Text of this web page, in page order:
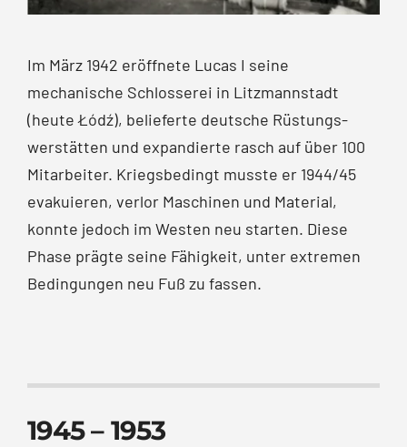
Im März 1942 eröffnete Lucas I seine
mechanische Schlosserei in Litzmannstadt
(heute Łódź), belieferte deutsche Rüstungs­
werstätten und expandierte rasch auf über 100
Mitarbeiter. Kriegsbedingt musste er 1944/45
evakuieren, verlor Maschinen und Material,
konnte jedoch im Westen neu starten. Diese
Phase prägte seine Fähigkeit, unter extremen
Bedingungen neu Fuß zu fassen.
1945 – 1953